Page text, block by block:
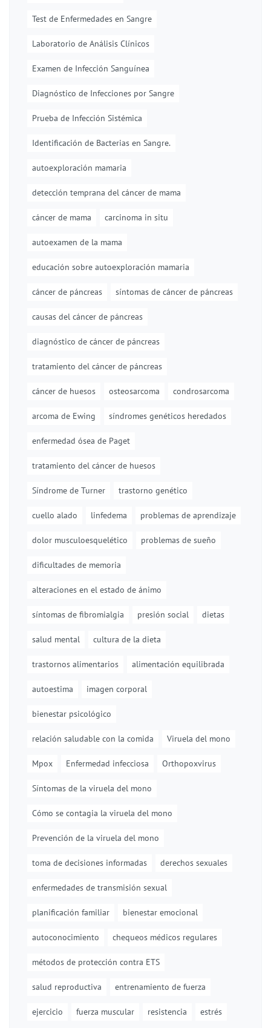
Test de Enfermedades en Sangre
Laboratorio de Análisis Clínicos
Examen de Infección Sanguínea
Diagnóstico de Infecciones por Sangre
Prueba de Infección Sistémica
Identificación de Bacterias en Sangre.
autoexploración mamaria
detección temprana del cáncer de mama
cáncer de mama carcinoma in situ
autoexamen de la mama
educación sobre autoexploración mamaria
cáncer de páncreas síntomas de cáncer de páncreas
causas del cáncer de páncreas
diagnóstico de cáncer de páncreas
tratamiento del cáncer de páncreas
cáncer de huesos osteosarcoma condrosarcoma
arcoma de Ewing síndromes genéticos heredados
enfermedad ósea de Paget
tratamiento del cáncer de huesos
Síndrome de Turner trastorno genético
cuello alado linfedema problemas de aprendizaje
dolor musculoesquelético problemas de sueño
dificultades de memoria
alteraciones en el estado de ánimo
síntomas de fibromialgia presión social dietas
salud mental cultura de la dieta
trastornos alimentarios alimentación equilibrada
autoestima imagen corporal
bienestar psicológico
relación saludable con la comida Viruela del mono
Mpox Enfermedad infecciosa Orthopoxvirus
Síntomas de la viruela del mono
Cómo se contagia la viruela del mono
Prevención de la viruela del mono
toma de decisiones informadas derechos sexuales
enfermedades de transmisión sexual
planificación familiar bienestar emocional
autoconocimiento chequeos médicos regulares
métodos de protección contra ETS
salud reproductiva entrenamiento de fuerza
ejercicio fuerza muscular resistencia estrés